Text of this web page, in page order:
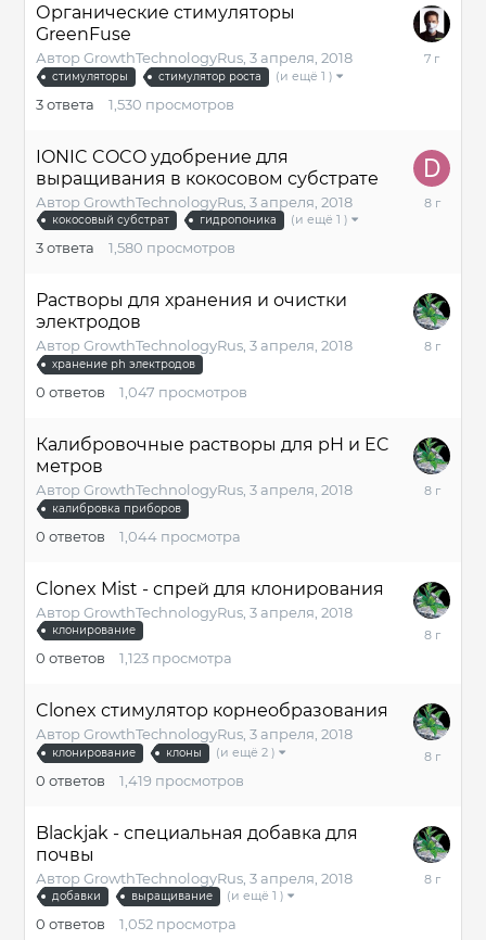
Органические стимуляторы
GreenFuse
АвторGrowthTechnologyRus, 3 апреля, 2018
стимуляторы стимулятор роста (и ещё 1 )
3ответа 1,530 просмотров
IONIC COCO удобрение для
выращивания в кокосовом субстрате
АвторGrowthTechnologyRus 3 апреля, 2018
кокосовый субстрат гидропоника (и ещё 1 )
3ответа 1,580 просмотров
26
Растворы для хранения и очистки
электродов
АвторGrowthTechnologyRus, 3 апреля, 2018
хранение ph электродов
0 ответов 1,047 просмотров
Калибровочные растворы для pH и EC
метров
АвторGrowthTechnologyRus 3 апреля, 2018
калибровка приборов
0 ответов 1,044 просмотра
Clonex Mist - спрей для клонирования
АвторGrowthTechnologyRus 3 апреля, 2018
клонирование
0 ответов 1,123 просмотра
Clonex стимулятор корнеобразования
АвторGrowthTechnologyRus 3 апреля, 2018
клонирование клоны (и ещё 2 )
0 ответов 1,419 просмотров
Blackjak - специальная добавка для
почвы
АвторGrowthTechnologyRus 3 апреля, 2018
добавки выращивание (и ещё 1 )
0 ответов 1,052 просмотра